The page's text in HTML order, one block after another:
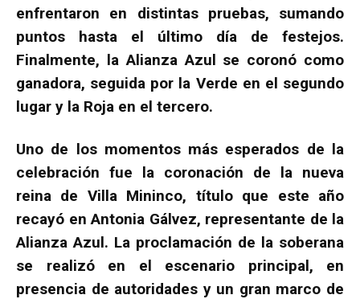
enfrentaron en distintas pruebas, sumando
puntos hasta el último día de festejos.
Finalmente, la Alianza Azul se coronó como
ganadora, seguida por la Verde en el segundo
lugar y la Roja en el tercero.
Uno de los momentos más esperados de la
celebración fue la coronación de la nueva
reina de Villa Mininco, título que este año
recayó en Antonia Gálvez, representante de la
Alianza Azul. La proclamación de la soberana
se realizó en el escenario principal, en
presencia de autoridades y un gran marco de